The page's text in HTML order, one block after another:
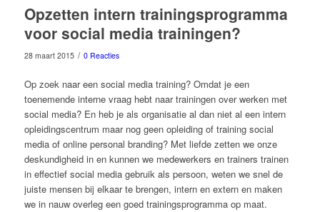
Opzetten intern trainingsprogramma
voor social media trainingen?
28 maart 2015 / 0 Reacties
Op zoek naar een social media training? Omdat je een
toenemende interne vraag hebt naar trainingen over werken met
social media? En heb je als organisatie al dan niet al een intern
opleidingscentrum maar nog geen opleiding of training social
media of online personal branding? Met liefde zetten we onze
deskundigheid in en kunnen we medewerkers en trainers trainen
in effectief social media gebruik als persoon, weten we snel de
juiste mensen bij elkaar te brengen, intern en extern en maken
we in nauw overleg een goed trainingsprogramma op maat.